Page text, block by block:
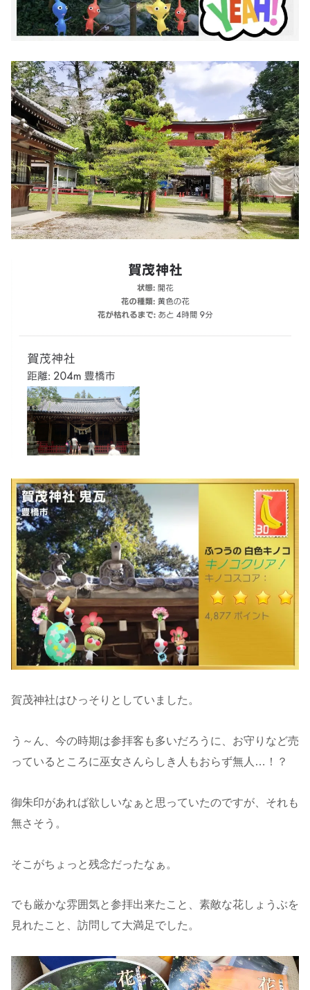
賀茂神社はひっそりとしていました。
う～ん、今の時期は参拝客も多いだろうに、お守りなど売
っているところに巫女さんらしき人もおらず無人…！？
御朱印があれば欲しいなぁと思っていたのですが、それも
無さそう。
そこがちょっと残念だったなぁ。
でも厳かな雰囲気と参拝出来たこと、素敵な花しょうぶを
見れたこと、訪問して大満足でした。